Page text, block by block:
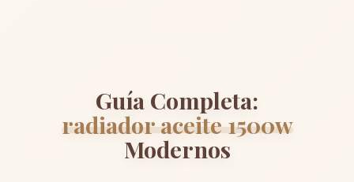
Guía Completa:
radiador aceite 1500w
Modernos